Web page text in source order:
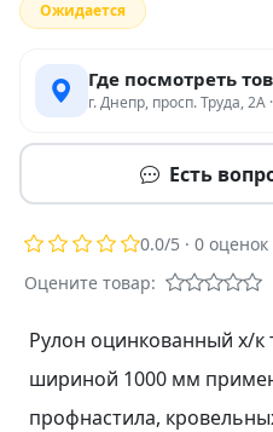
Ожидается
Где посмотреть
г. Днепр, просп. Труда, 2А
Есть
0.0/5 · 0 оценок
Оцените товар:
Рулон оцинкованный х/
шириной 1000 мм
профнастила,